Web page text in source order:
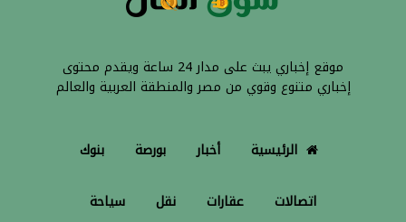
موقع إخباري يبث على مدار 24 ساعة ويقدم محتوى
إخباري متنوع وقوي من مصر والمنطقة العربية والعالم
الرئيسية أخبار بورصة بنوك
اتصالات عقارات نقل سياحة